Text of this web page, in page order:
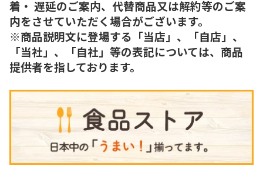
着・ 遅延のご案内、代替商品又は解約等のご案
内をさせていただく場合がございます。
※商品説明文に登場する「当店」、「自店」、
「当社」、「自社」等の表記については、商品
提供者を指しております。